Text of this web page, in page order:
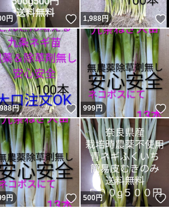
ね！
円 いいね！
1,988円
ね！
円 いいね！
999円
ね！
円 いいね！
500円